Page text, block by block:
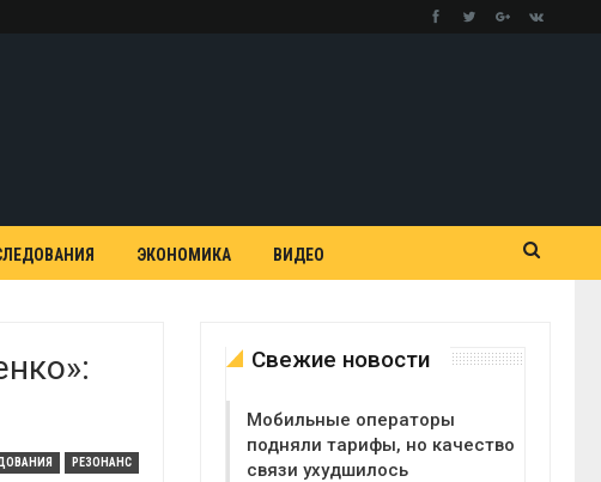
ЭКОНОМИКА ВИДЕО
РЕЗОНАНС
Свежие новости
Мобильные операторы
подняли тарифы, но качество
связи ухудшилось